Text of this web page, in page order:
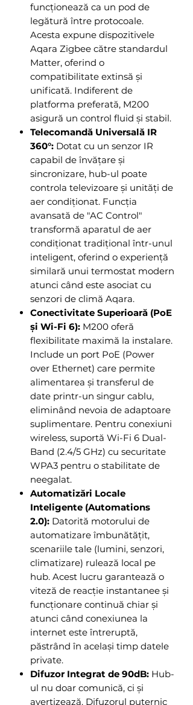
funcționează ca un pod de
legătură între protocoale.
Acesta expune dispozitivele
Aqara Zigbee către standardul
Matter, oferind o
compatibilitate extinsă și
unificată. Indiferent de
platforma preferată, M200
asigură un control fluid și stabil.
Telecomandă Universală IR
360°: Dotat cu un senzor IR
capabil de învățare și
sincronizare, hub-ul poate
controla televizoare și unități de
aer condiționat. Funcția
avansată de "AC Control"
transformă aparatul de aer
condiționat tradițional într-unul
inteligent, oferind o experiență
similară unui termostat modern
atunci când este asociat cu
senzori de climă Aqara.
Conectivitate Superioară (PoE
și Wi-Fi 6): M200 oferă
flexibilitate maximă la instalare.
Include un port PoE (Power
over Ethernet) care permite
alimentarea și transferul de
date printr-un singur cablu,
eliminând nevoia de adaptoare
suplimentare. Pentru conexiuni
wireless, suportă Wi-Fi 6 Dual-
Band (2.4/5 GHz) cu securitate
WPA3 pentru o stabilitate de
neegalat.
Automatizări Locale
Inteligente (Automations
2.0): Datorită motorului de
automatizare îmbunătățit,
scenariile tale (lumini, senzori,
climatizare) rulează local pe
hub. Acest lucru garantează o
viteză de reacție instantanee și
funcționare continuă chiar și
atunci când conexiunea la
internet este întreruptă,
păstrând în același timp datele
private.
Difuzor Integrat de 90dB: Hub-
ul nu doar comunică, ci și
avertizează. Difuzorul puternic